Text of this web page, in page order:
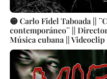
🟡 Carlo Fidel Taboada ||
contemporáneo¨ ||
Música cubana || Videoclip